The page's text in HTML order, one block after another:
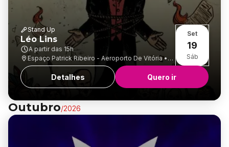
Stand Up
Léo Lins
A partir das 15h
Espaço Patrick Ribeiro - Aeroporto De Vitória •
Goiabeiras
Set
19
Sáb
Detalhes Quero ir
Outubro/2026